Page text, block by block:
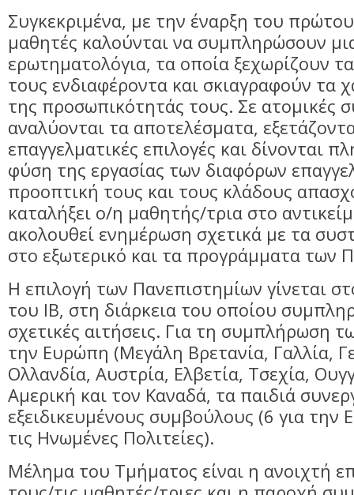
Συγκεκριμένα, με την έναρξη του
μαθητές καλούνται να συμπληρώσουν
ερωτηματολόγια, τα οποία ξεχωρίζουν
τους ενδιαφέροντα και σκιαγραφούν τα
της προσωπικότητάς τους. Σε ατομικές
αναλύονται τα αποτελέσματα,
επαγγελματικές επιλογές και δίνονται
φύση της εργασίας των διαφόρων
προοπτική τους και τους κλάδους
καταλήξει ο/η μαθητής/τρια στο
ακολουθεί ενημέρωση σχετικά με τα
στο εξωτερικό και τα προγράμματα των
Η επιλογή των Πανεπιστημίων γίνεται
του ΙΒ, στη διάρκεια του οποίου
σχετικές αιτήσεις. Για τη συμπλήρωση
την Ευρώπη (Μεγάλη Βρετανία, Γαλλία,
Ολλανδία, Αυστρία, Ελβετία, Τσεχία,
Αμερική και τον Καναδά, τα παιδιά
εξειδικευμένους συμβούλους (6 για την
τις Ηνωμένες Πολιτείες).
Μέλημα του Τμήματος είναι η ανοιχτή